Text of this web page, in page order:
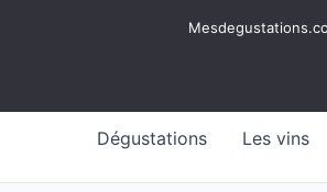
Mesdegustations
Dégustations Les vins